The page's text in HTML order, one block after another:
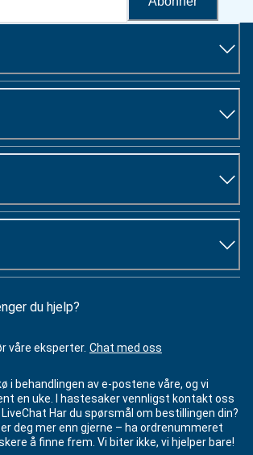
du hjelp?
våre eksperter. Chat med oss
i behandlingen av e-postene våre, og vi
en uke. I hastesaker vennligst kontakt oss
Har du spørsmål om bestillingen din?
deg mer enn gjerne – ha ordrenummeret
å finne frem. Vi biter ikke, vi hjelper bare!